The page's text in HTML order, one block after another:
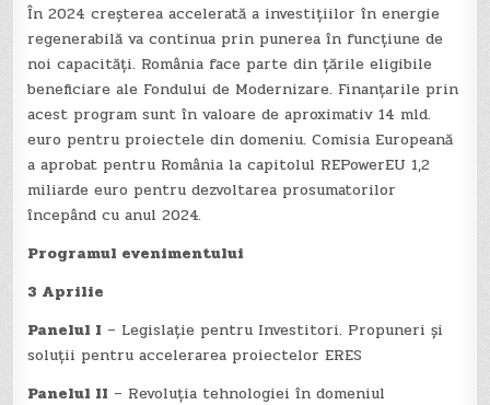
În 2024 creșterea accelerată a investițiilor în energie
regenerabilă va continua prin punerea în funcțiune de
noi capacități. România face parte din țările eligibile
beneficiare ale Fondului de Modernizare. Finanțarile prin
acest program sunt în valoare de aproximativ 14 mld.
euro pentru proiectele din domeniu. Comisia Europeană
a aprobat pentru România la capitolul REPowerEU 1,2
miliarde euro pentru dezvoltarea prosumatorilor
începând cu anul 2024.
Programul evenimentului
3 Aprilie
Panelul I – Legislație pentru Investitori. Propuneri și
soluții pentru accelerarea proiectelor ERES
Panelul II – Revoluția tehnologiei în domeniul